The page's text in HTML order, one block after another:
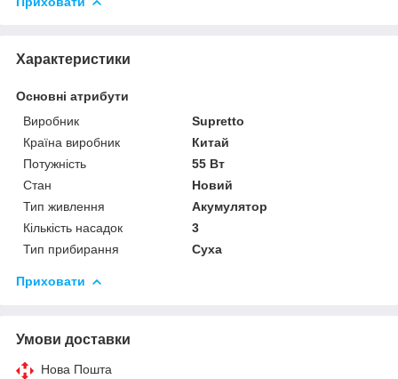
Характеристики
Основні атрибути
Виробник
Supretto
Країна виробник
Китай
Потужність
55 Вт
Стан
Новий
Тип живлення
Акумулятор
Кількість насадок
3
Тип прибирання
Суха
Приховати
Умови доставки
Нова Пошта